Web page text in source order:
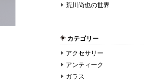
荒川尚也の世界
カテゴリー
アクセサリー
アンティーク
ガラス